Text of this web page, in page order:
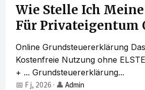
Wie Stelle Ich
Für Privateigentum
Online Grundsteuererklärung
Kostenfreie Nutzung ohne
+ ... Grundsteuererklärung...
📅 F j, 2026 · 👤 Admin